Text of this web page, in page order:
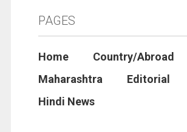
PAGES
Home
Country/Abroad
Maharashtra
Editorial
Hindi News